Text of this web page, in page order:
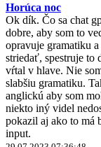
Horúca noc
Ok dík. Čo sa chat
dobre, aby som to
opravuje gramatiku
striedať, spestruje to
vŕtal v hlave. Nie
slabšiu gramatiku.
anglickú aby som
niekto iný videl
pokazil aj ako to má
input.